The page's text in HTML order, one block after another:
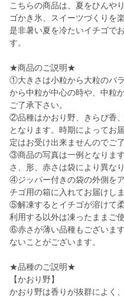
こちらの商品は、夏をひんや
ゴかき氷、スイーツづくりを
是非暑い夏を冷たいイチゴで
す。
★商品のご説明★
①大きさは小粒から大粒のバ
から中粒が中心の時や、中粒
ご了承下さい。
②品種はかおり野、きらぴ香
となります。時期によってお
定はお受け出来ませんのでご
③商品の写真は一例となりま
さ、形、赤さは袋により異な
④ジッパー付きの袋の外側を
チゴ用の箱に入れてお届けし
⑤解凍するとイチゴが溶けて
利用する以外は凍ったままご
⑥赤さが薄い品種もございま
ないことがございます。
★品種のご説明★
【かおり野】
かおり野は香りが抜群によく